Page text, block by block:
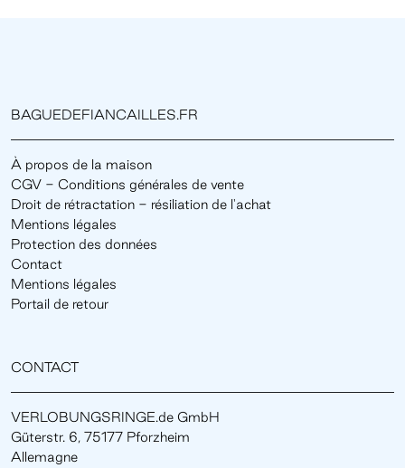
BAGUEDEFIANCAILLES.FR
À propos de la maison
CGV - Conditions générales de vente
Droit de rétractation - résiliation de l'achat
Mentions légales
Protection des données
Contact
Mentions légales
Portail de retour
CONTACT
VERLOBUNGSRINGE.de GmbH
Güterstr. 6, 75177 Pforzheim
Allemagne